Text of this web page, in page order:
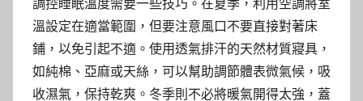
調控睡眠溫度需要一些技巧。在夏季，利用空調將室
溫設定在適當範圍，但要注意風口不要直接對著床
鋪，以免引起不適。使用透氣排汗的天然材質寢具，
如純棉、亞麻或天絲，可以幫助調節體表微氣候，吸
收濕氣，保持乾爽。冬季則不必將暖氣開得太強，蓋